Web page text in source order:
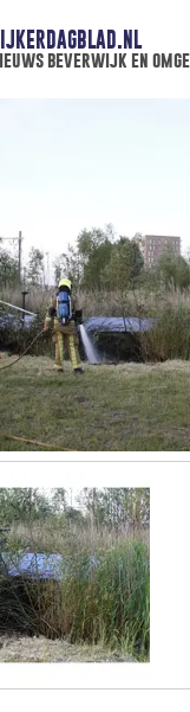
beverwijk en